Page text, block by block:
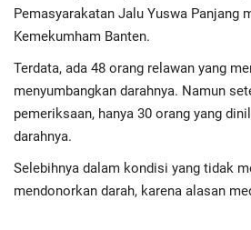
Hukum & Kriminal
Internasional
Advertorial
Monologis TV
Pemasyarakatan Jalu Yuswa Panjang
Kemekumham Banten.
Terdata, ada 48 orang relawan yang
menyumbangkan darahnya. Namun
pemeriksaan, hanya 30 orang yang
darahnya.
Selebihnya dalam kondisi yang tidak
mendonorkan darah, karena alasan